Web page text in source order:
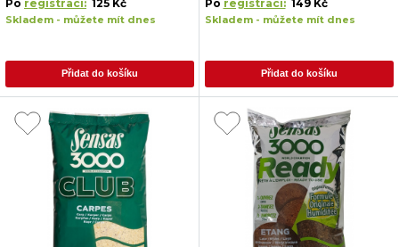
Po registraci: 125 Kč
Skladem - můžete mít dnes
Přidat do košíku
Po registraci: 149 Kč
Skladem - můžete mít dnes
Přidat do košíku